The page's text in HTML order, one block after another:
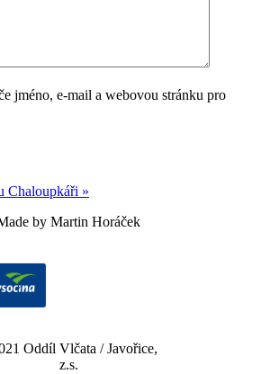
jméno, e-mail a webovou stránku pro
Chaloupkáři »
by Martin Horáček
Oddíl Vlčata / Javořice,
z.s.